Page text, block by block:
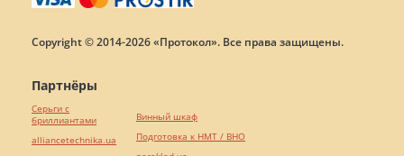
Copyright © 2014-2026 «Протокол». Все права защищены.
Партнёры
Серьги с
бриллиантами
alliancetechnika.ua
Винный шкаф
Подготовка к НМТ / ВНО